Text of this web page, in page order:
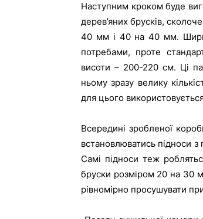
Наступним кроком буде
дерев’яних брусків,
40 мм і 40 на 40 мм.
потребами, проте
висоти – 200-220 см. Ці
ньому зразу велику
для цього
Всередині зробленої
встановлюватись підноси
Самі підноси теж
бруски розміром 20 на 30
рівномірно просушувати